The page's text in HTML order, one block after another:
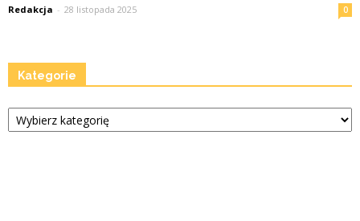
Redakcja - 28 listopada 2025 0
Kategorie
Kategorie